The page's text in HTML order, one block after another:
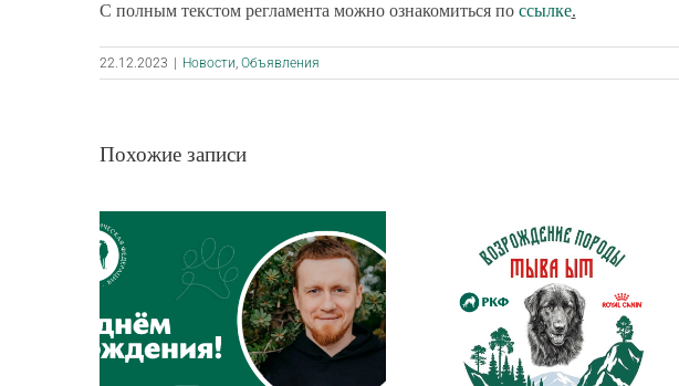
С полным текстом регламента можно ознакомиться по ссылке.
22.12.2023 Новости, Объявления
Похожие записи